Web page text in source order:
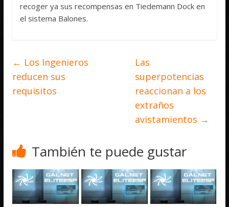
recoger ya sus recompensas en Tiedemann Dock en
el sistema Balones.
← Los Ingenieros
reducen sus
requisitos
Las
superpotencias
reaccionan a los
extraños
avistamientos →
También te puede gustar